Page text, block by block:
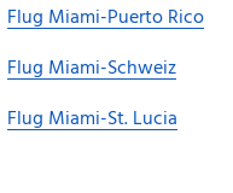
Flug Miami-Puerto Rico
Flug Miami-Schweiz
Flug Miami-St. Lucia